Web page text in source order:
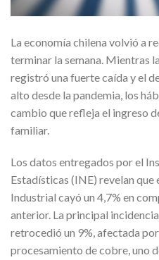
La economía chilena volvió a
terminar la semana. Mientras
registró una fuerte caída y el
alto desde la pandemia, los
cambio que refleja el ingreso
familiar.
Los datos entregados por el
Estadísticas (INE) revelan que
Industrial cayó un 4,7% en
anterior. La principal
retrocedió un 9%, afectada
procesamiento de cobre, uno